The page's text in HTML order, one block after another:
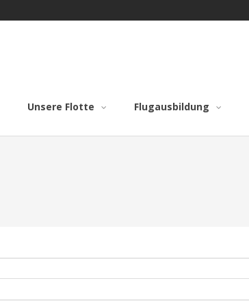
Unsere Flotte Flugausbildung